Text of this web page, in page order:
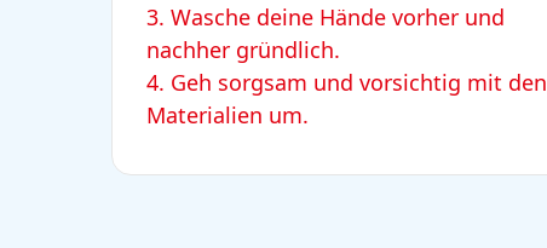
3. Wasche deine Hände vorher und
nachher gründlich.
4. Geh sorgsam und vorsichtig mit den
Materialien um.